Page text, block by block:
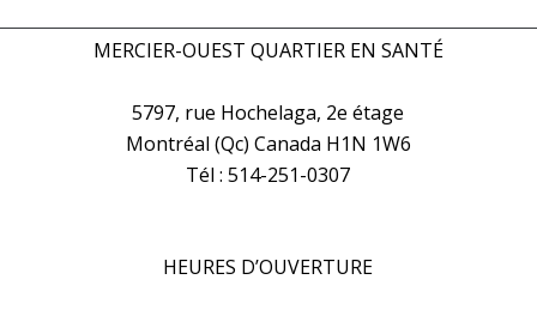
MERCIER-OUEST QUARTIER EN SANTÉ
5797, rue Hochelaga, 2e étage
Montréal (Qc) Canada H1N 1W6
Tél : 514-251-0307
HEURES D’OUVERTURE